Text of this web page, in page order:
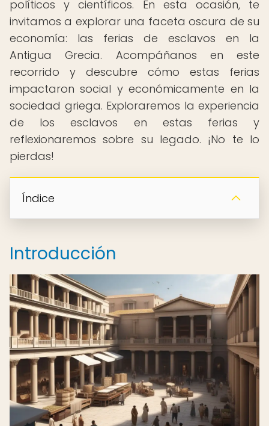
políticos y científicos. En esta ocasión, te
invitamos a explorar una faceta oscura de su
economía: las ferias de esclavos en la
Antigua Grecia. Acompáñanos en este
recorrido y descubre cómo estas ferias
impactaron social y económicamente en la
sociedad griega. Exploraremos la experiencia
de los esclavos en estas ferias y
reflexionaremos sobre su legado. ¡No te lo
pierdas!
Índice
Introducción